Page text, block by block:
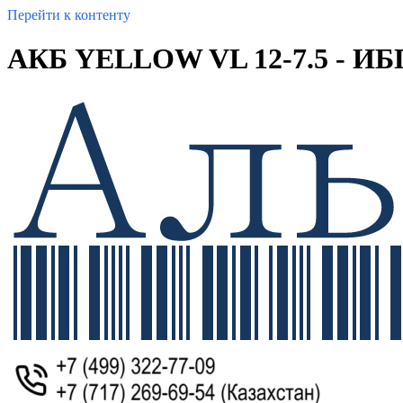
Перейти к контенту
АКБ YELLOW VL 12-7.5 -